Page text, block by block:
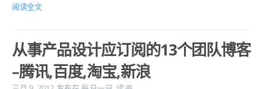
阅读全文
从事产品设计应订阅的13个团队博客
–腾讯,百度,淘宝,新浪